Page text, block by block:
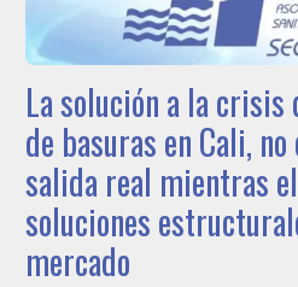
La solución a la crisis
de basuras en Cali,
salida real mientras
soluciones
mercado